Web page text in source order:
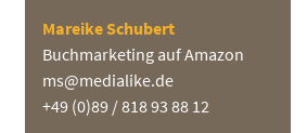
Mareike Schubert
Buchmarketing auf Amazon
ms@medialike.de
+49 (0)89 / 818 93 88 12